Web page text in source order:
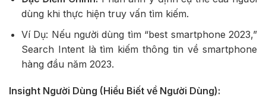
dùng khi thực hiện truy vấn tìm kiếm.
Ví Dụ: Nếu người dùng tìm “best smartphone 2023,”
Search Intent là tìm kiếm thông tin về smartphone
hàng đầu năm 2023.
Insight Người Dùng (Hiểu Biết về Người Dùng):